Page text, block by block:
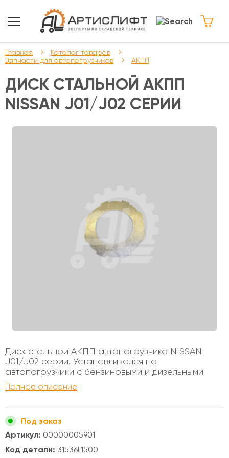
Главная
Каталог товаров
Запчасти для автопогрузчиков
АКПП
ДИСК СТАЛЬНОЙ АКПП
NISSAN J01/J02 СЕРИИ
Диск стальной АКПП автопогрузчика NISSAN
J01/J02 серии. Устанавливался на
автопогрузчики с бензиновыми и дизельными
двигателями, грузоподъемностью от 1 до 3х тонн.
Внутренний диаметр - 80мм Внешний диаметр -
Полное описание
Под заказ
Артикул: 00000005901
Код детали: 31536L1500